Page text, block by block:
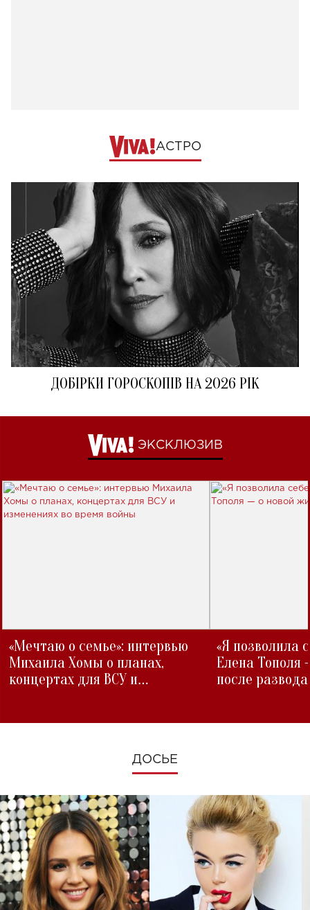
АСТРО
ДОБІРКИ ГОРОСКОПІВ НА 2026 РІК
ЭКСКЛЮЗИВ
«Мечтаю о семье»: интервью
Михаила Хомы о планах,
концертах для ВСУ и
«Я позволила
Елена Тополя
после развода
ДОСЬЕ